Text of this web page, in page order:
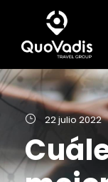
22 julio 2022